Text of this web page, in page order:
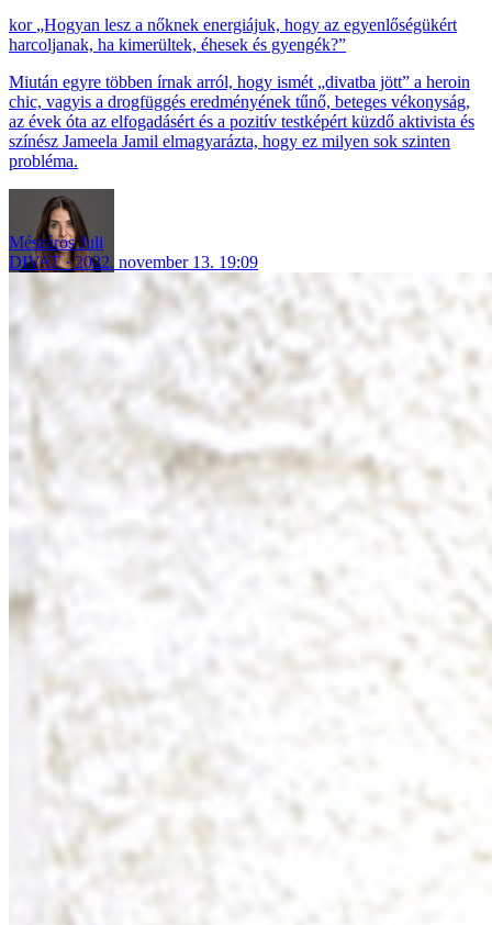
„Hogyan lesz a nőknek energiájuk, hogy az egyenlőségükért
harcoljanak, ha kimerültek, éhesek és gyengék?”
Miután egyre többen írnak arról, hogy ismét „divatba jött” a heroin
chic, vagyis a drogfüggés eredményének tűnő, beteges vékonyság,
az évek óta az elfogadásért és a pozitív testképért küzdő aktivista és
színész Jameela Jamil elmagyarázta, hogy ez milyen sok szinten
probléma.
Mészáros Juli
DIVAT
2022. november 13. 19:09